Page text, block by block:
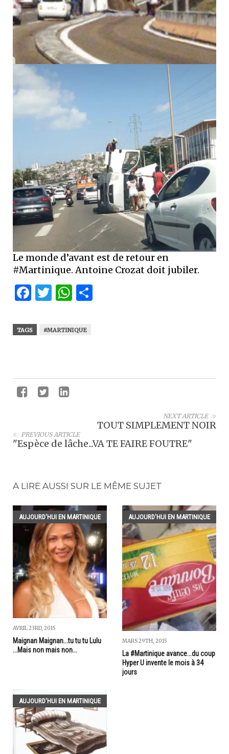
Le monde d’avant est de retour en
#Martinique. Antoine Crozat doit jubiler.
Facebook
Twitter
WhatsApp
TAGS #MARTINIQUE
NEXT ARTICLE
TOUT SIMPLEMENT NOIR
PREVIOUS ARTICLE
"Espèce de lâche...VA TE FAIRE FOUTRE"
A LIRE AUSSI SUR LE MÊME SUJET
AUJOURD'HUI EN MARTINIQUE
AVRIL 23RD, 2015
Maignan Maignan...tu tu tu Lulu
...Mais non mais non...
AUJOURD'HUI EN MARTINIQUE
MARS 29TH, 2015
La #Martinique avance...du coup
Hyper U invente le mois à 34
jours
AUJOURD'HUI EN MARTINIQUE